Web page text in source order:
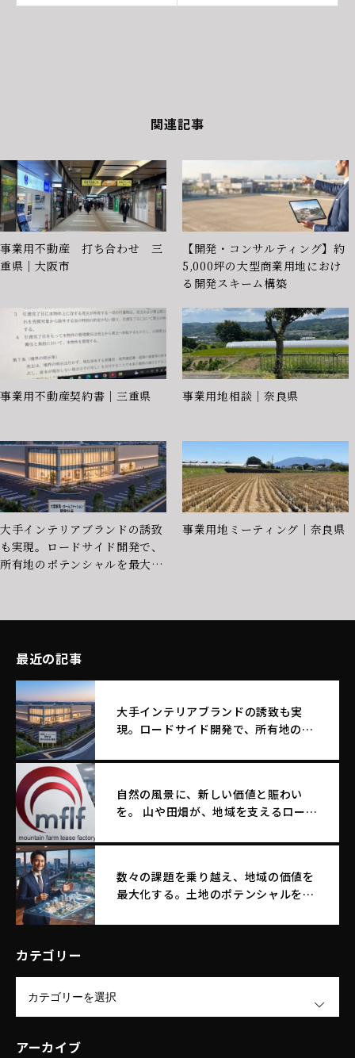
関連記事
事業用不動産 打ち合わせ 三
重県｜大阪市
【開発・コンサルティング】約
5,000坪の大型商業用地におけ
る開発スキーム構築
事業用不動産契約書｜三重県 事業用地相談｜奈良県
大手インテリアブランドの誘致
も実現。ロードサイド開発で、
所有地のポテンシャルを最大化
事業用地ミーティング｜奈良県
最近の記事
大手インテリアブランドの誘致も実
現。ロードサイド開発で、所有地のポ
自然の風景に、新しい価値と賑わい
を。 山や田畑が、地域を支えるロード
数々の課題を乗り越え、地域の価値を
最大化する。土地のポテンシャルを引
リー株式会社
カテゴリー
アーカイブ